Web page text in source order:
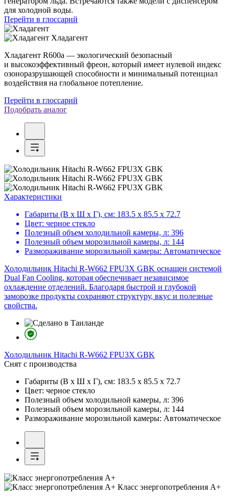
для холодной воды.
Перейти в глоссарий
Хладагент
Хладагент R600a — экологический безопасный
и высокоэффективный фреон, который имеет нулевой индекс
озоноразрушающей способности и минимальный потенциал
воздействия на глобальное потепление.
Перейти в глоссарий
Подобрать аналог
Характеристики
Габариты (В х Ш х Г), см: 183.5 х 85.5 х 72.7
Цвет: черное стекло
Полезный объем холодильной камеры, л: 396
Полезный объем морозильной камеры, л: 144
Размораживание морозильной камеры: Автоматическое
Холодильник Hitachi R-W662 FPU3X GBK оснащен системой
Dual Fan Cooling, которая обеспечивает независимое
охлаждение отделений. Благодаря быстрой и глубокой
заморозке продукты сохраняют структуру, вкус и полезные
свойства.
Холодильник Hitachi R-W662 FPU3X GBK
Снят с производства
Габариты (В х Ш х Г), см: 183.5 х 85.5 х 72.7
Цвет: черное стекло
Полезный объем холодильной камеры, л: 396
Полезный объем морозильной камеры, л: 144
Размораживание морозильной камеры: Автоматическое
Класс энергопотребления А+